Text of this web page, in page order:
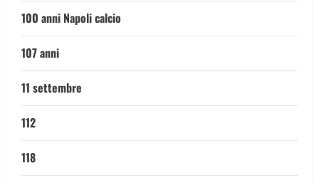
100 anni Napoli calcio
107 anni
11 settembre
112
118